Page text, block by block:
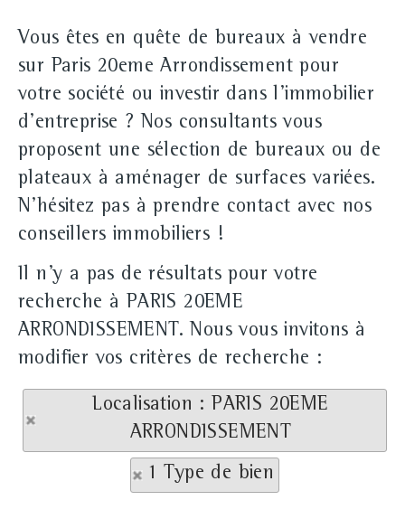
Vous êtes en quête de bureaux à vendre
sur Paris 20eme Arrondissement pour
votre société ou investir dans l'immobilier
d'entreprise ? Nos consultants vous
proposent une sélection de bureaux ou de
plateaux à aménager de surfaces variées.
N'hésitez pas à prendre contact avec nos
conseillers immobiliers !
Il n'y a pas de résultats pour votre
recherche à PARIS 20EME
ARRONDISSEMENT. Nous vous invitons à
modifier vos critères de recherche :
Localisation : PARIS 20EME
ARRONDISSEMENT
1 Type de bien